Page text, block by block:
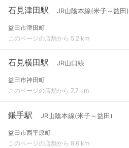
石見津田駅 JR山陰本線(米子～益田)
益田市津田町
このページの店舗から 5.2 km
石見横田駅 JR山口線
益田市神田町
このページの店舗から 7.7 km
鎌手駅 JR山陰本線(米子～益田)
益田市西平原町
このページの店舗から 8.6 km